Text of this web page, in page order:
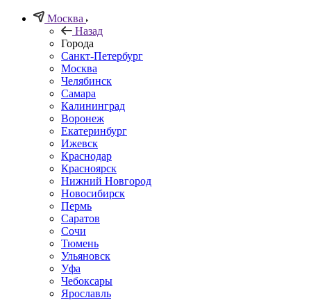
Москва
Назад
Города
Санкт-Петербург
Москва
Челябинск
Самара
Калининград
Воронеж
Екатеринбург
Ижевск
Краснодар
Красноярск
Нижний Новгород
Новосибирск
Пермь
Саратов
Сочи
Тюмень
Ульяновск
Уфа
Чебоксары
Ярославль